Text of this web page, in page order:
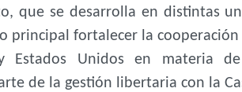
que se desarrolla en distintas
principal fortalecer la
Estados Unidos en materia
de la gestión libertaria con la